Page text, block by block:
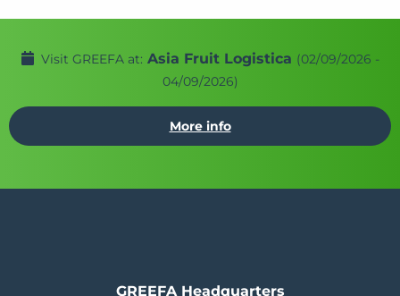
Visit GREEFA at: Asia Fruit Logistica (02/09/2026 -
04/09/2026)
More info
GREEFA Headquarters